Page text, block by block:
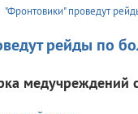
"Фронтовики" проведут
рейды по
медучреждений